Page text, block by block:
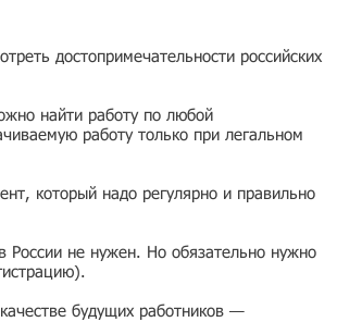
достопримечательности российских
найти работу по любой
работу только при легальном
который надо регулярно и правильно
России не нужен. Но обязательно нужно
будущих работников —